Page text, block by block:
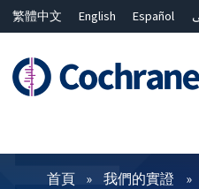
繁體中文 English Español
篩選條件
首頁 我們的實證